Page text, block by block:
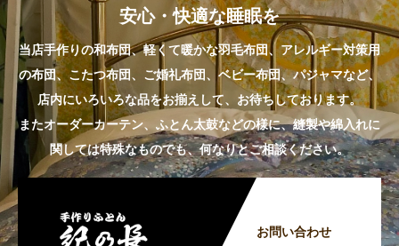
安心・快適な睡眠を
当店手作りの和布団、軽くて暖かな羽毛布団、アレルギー対策用
の布団、こたつ布団、ご婚礼布団、ベビー布団、パジャマなど、
店内にいろいろな品をお揃えして、お待ちしております。
またオーダーカーテン、ふとん太鼓などの様に、縫製や綿入れに
関しては特殊なものでも、何なりとご相談ください。
お問い合わせ